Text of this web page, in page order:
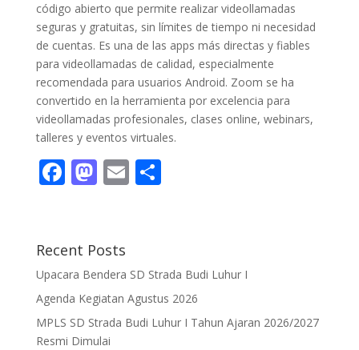
código abierto que permite realizar videollamadas
seguras y gratuitas, sin límites de tiempo ni necesidad
de cuentas. Es una de las apps más directas y fiables
para videollamadas de calidad, especialmente
recomendada para usuarios Android. Zoom se ha
convertido en la herramienta por excelencia para
videollamadas profesionales, clases online, webinars,
talleres y eventos virtuales.
F
b
o
o
k
M
d
o
n
E S
Recent Posts
Upacara Bendera SD Strada Budi Luhur I
Agenda Kegiatan Agustus 2026
MPLS SD Strada Budi Luhur I Tahun Ajaran 2026/2027
Resmi Dimulai